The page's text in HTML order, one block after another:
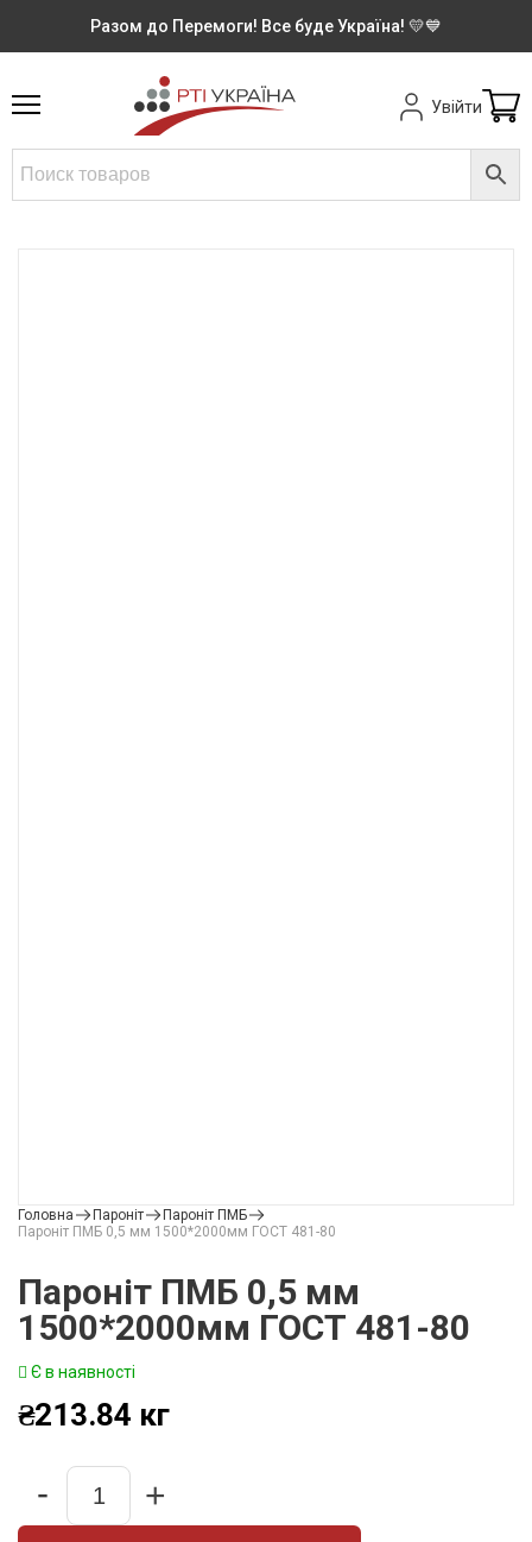
Разом до Перемоги! Все буде Україна! 💛💙
Увійти
Головна Пароніт
Пароніт ПМБ
Пароніт ПМБ 0,5 мм 1500*2000мм ГОСТ 481-80
Пароніт ПМБ 0,5 мм
1500*2000мм ГОСТ 481-80
Є в наявності
₴213.84 кг
Quantity
- +